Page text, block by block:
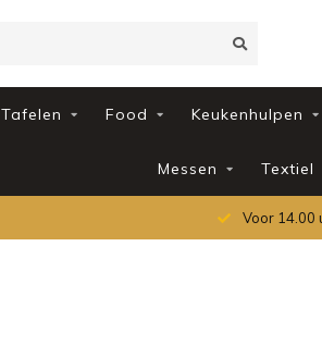
Tafelen Food Keukenhulpen
Messen Textiel
Voor 14.00